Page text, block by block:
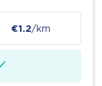
€1.2/km